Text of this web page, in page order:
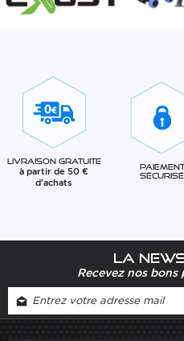
Livraison gratuite
à partir de 50 €
d'achats
Paiement
sécurisé
La
Recevez nos